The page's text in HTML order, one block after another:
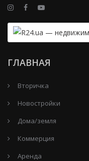
ГЛАВНАЯ
Вторичка
Новостройки
Дома/земля
Коммерция
Аренда